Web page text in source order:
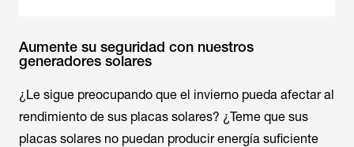
Aumente su seguridad con nuestros
generadores solares
¿Le sigue preocupando que el invierno pueda afectar al
rendimiento de sus placas solares? ¿Teme que sus
placas solares no puedan producir energía suficiente